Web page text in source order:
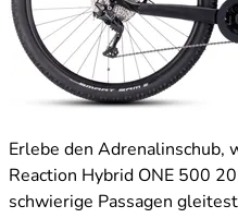
Erlebe den Adrenalinschub,
Reaction Hybrid ONE 500
schwierige Passagen